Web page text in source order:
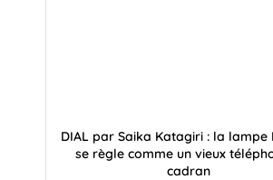
DIAL par Saika Katagiri : la lampe
se règle comme un vieux
cadran